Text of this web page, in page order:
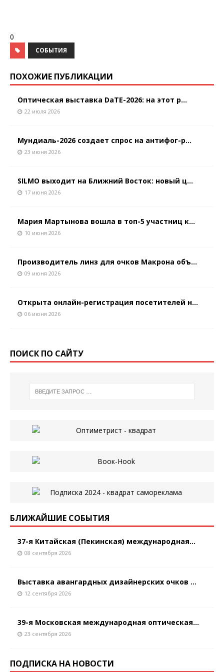
0
СОБЫТИЯ
ПОХОЖИЕ ПУБЛИКАЦИИ
Оптическая выставка DaTE-2026: на этот р...
22 июля 2026
Мундиаль-2026 создает спрос на антифог-р...
23 июня 2026
SILMO выходит на Ближний Восток: новый ц...
17 июня 2026
Мария Мартынова вошла в топ-5 участниц к...
10 июня 2026
Производитель линз для очков Макрона объ...
09 июня 2026
Открыта онлайн-регистрация посетителей н...
06 июня 2026
ПОИСК ПО САЙТУ
БЛИЖАЙШИЕ СОБЫТИЯ
37-я Китайская (Пекинская) международная...
08 сентября 2026
Выставка авангардных дизайнерских очков ...
12 сентября 2026
39-я Московская международная оптическая...
23 сентября 2026
ПОДПИСКА НА НОВОСТИ